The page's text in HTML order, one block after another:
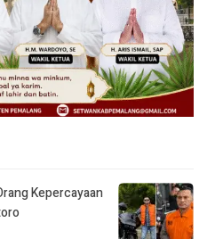
Kepercayaan